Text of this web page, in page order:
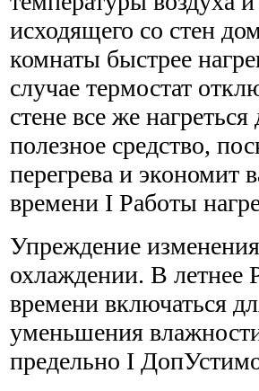
исходящего со стен
комнаты быстрее
случае термостат
стене все же
полезное средство,
перегрева и экономит
времени I Работы
Упреждение
охлаждении. В летнее
времени включаться
уменьшения
предельно I